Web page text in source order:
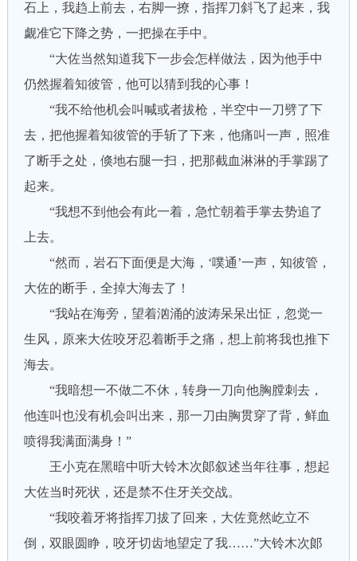
石上，我趋上前去，右脚一撩，指挥刀斜飞了起来，我
觑准它下降之势，一把操在手中。
“大佐当然知道我下一步会怎样做法，因为他手中
仍然握着知彼管，他可以猜到我的心事！
“我不给他机会叫喊或者拔枪，半空中一刀劈了下
去，把他握着知彼管的手斩了下来，他痛叫一声，照准
了断手之处，倏地右腿一扫，把那截血淋淋的手掌踢了
起来。
“我想不到他会有此一着，急忙朝着手掌去势追了
上去。
“然而，岩石下面便是大海，‘噗通’一声，知彼管，
大佐的断手，全掉大海去了！
“我站在海旁，望着汹涌的波涛呆呆出怔，忽觉一
生风，原来大佐咬牙忍着断手之痛，想上前将我也推下
海去。
“我暗想一不做二不休，转身一刀向他胸膛刺去，
他连叫也没有机会叫出来，那一刀由胸贯穿了背，鲜血
喷得我满面满身！”
王小克在黑暗中听大铃木次郞叙述当年往事，想起
大佐当时死状，还是禁不住牙关交战。
“我咬着牙将指挥刀拔了回来，大佐竟然屹立不
倒，双眼圆睁，咬牙切齿地望定了我……”大铃木次郞